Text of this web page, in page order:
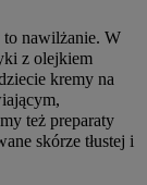
nawilżanie. W
z olejkiem
kremy na
też preparaty
skórze tłustej i